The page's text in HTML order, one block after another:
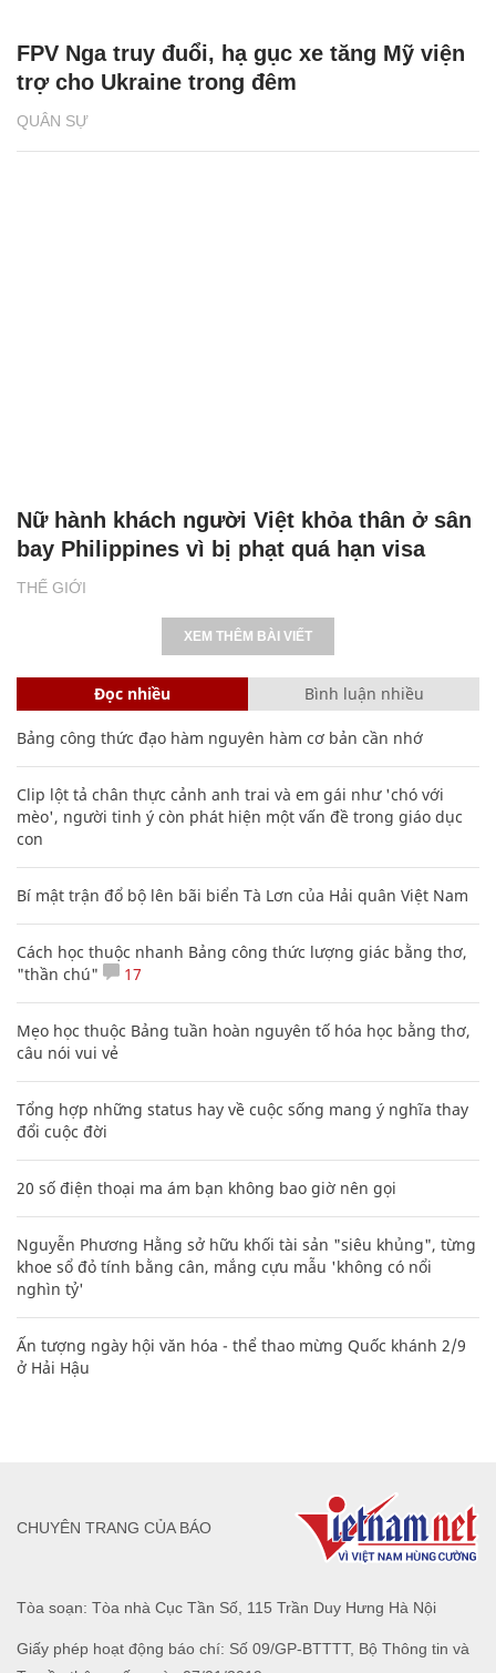
QUÂN SỰ
FPV Nga truy đuổi, hạ gục xe tăng Mỹ viện
trợ cho Ukraine trong đêm
THẾ GIỚI
Nữ hành khách người Việt khỏa thân ở sân
bay Philippines vì bị phạt quá hạn visa
XEM THÊM BÀI VIẾT
Đọc nhiều Bình luận nhiều
Bảng công thức đạo hàm nguyên hàm cơ bản cần nhớ
Clip lột tả chân thực cảnh anh trai và em gái như 'chó với
mèo', người tinh ý còn phát hiện một vấn đề trong giáo dục
con
Bí mật trận đổ bộ lên bãi biển Tà Lơn của Hải quân Việt Nam
Cách học thuộc nhanh Bảng công thức lượng giác bằng thơ,
"thần chú"
17
Mẹo học thuộc Bảng tuần hoàn nguyên tố hóa học bằng thơ,
câu nói vui vẻ
Tổng hợp những status hay về cuộc sống mang ý nghĩa thay
đổi cuộc đời
20 số điện thoại ma ám bạn không bao giờ nên gọi
Nguyễn Phương Hằng sở hữu khối tài sản "siêu khủng", từng
khoe sổ đỏ tính bằng cân, mắng cựu mẫu 'không có nổi
nghìn tỷ'
Ấn tượng ngày hội văn hóa - thể thao mừng Quốc khánh 2/9
ở Hải Hậu
Tòa soạn: Tòa nhà Cục Tần Số, 115 Trần Duy Hưng Hà Nội
Giấy phép hoạt động báo chí: Số 09/GP-BTTTT, Bộ Thông tin và
CHUYÊN TRANG CỦA BÁO